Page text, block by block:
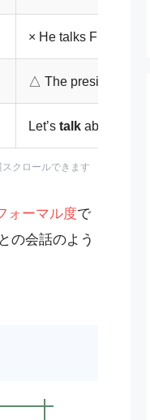
× He talks French.
△ The president will
Let’s talk about our
ォーマル度で
の会話のよう